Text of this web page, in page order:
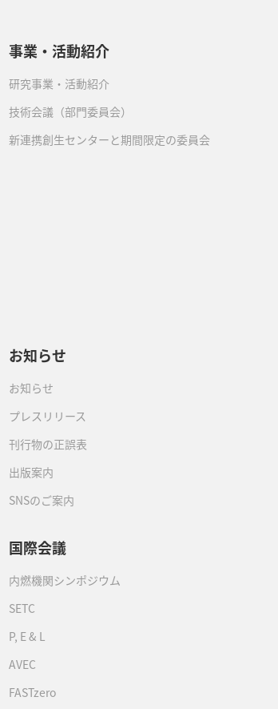
事業・活動紹介
研究事業・活動紹介
技術会議（部門委員会）
新連携創生センターと期間限定の委員会
お知らせ
お知らせ
プレスリリース
刊行物の正誤表
出版案内
SNSのご案内
国際会議
内燃機関シンポジウム
SETC
P, E & L
AVEC
FASTzero